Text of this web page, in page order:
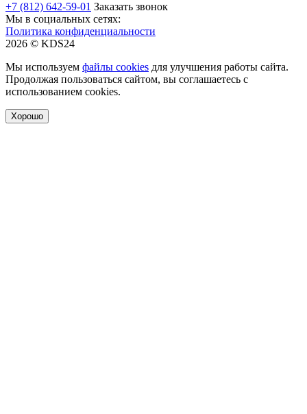
+7 (812) 642-59-01 Заказать звонок
Мы в социальных сетях:
Политика конфиденциальности
2026 © KDS24
Мы используем файлы cookies для улучшения работы сайта.
Продолжая пользоваться сайтом, вы соглашаетесь с
использованием cookies.
Хорошо